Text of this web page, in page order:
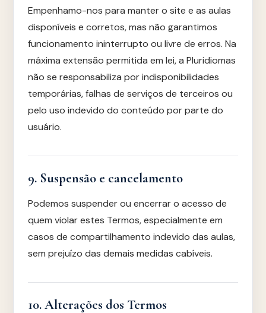
Empenhamo-nos para manter o site e as aulas
disponíveis e corretos, mas não garantimos
funcionamento ininterrupto ou livre de erros. Na
máxima extensão permitida em lei, a Pluridiomas
não se responsabiliza por indisponibilidades
temporárias, falhas de serviços de terceiros ou
pelo uso indevido do conteúdo por parte do
usuário.
9. Suspensão e cancelamento
Podemos suspender ou encerrar o acesso de
quem violar estes Termos, especialmente em
casos de compartilhamento indevido das aulas,
sem prejuízo das demais medidas cabíveis.
10. Alterações dos Termos